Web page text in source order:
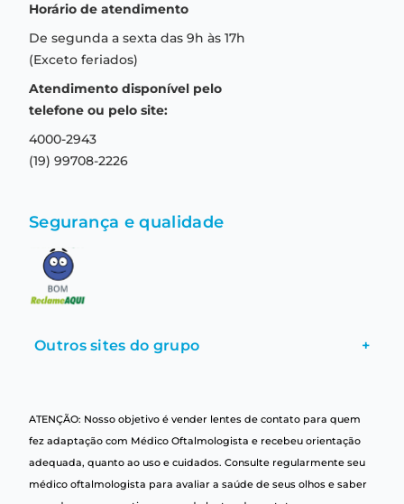
Formas de pagamento
Aviso de privacidade
Termos e condições de uso
Garantia
Troca e devolução
Central de relacionamento
Horário de atendimento
De segunda a sexta das 9h às 17h
(Exceto feriados)
Atendimento disponível pelo
telefone ou pelo site:
4000-2943
(19) 99708-2226
Segurança e qualidade
Outros sites do grupo +
ATENÇÃO: Nosso objetivo é vender lentes de contato para quem
fez adaptação com Médico Oftalmologista e recebeu orientação
adequada, quanto ao uso e cuidados. Consulte regularmente seu
médico oftalmologista para avaliar a saúde de seus olhos e saber